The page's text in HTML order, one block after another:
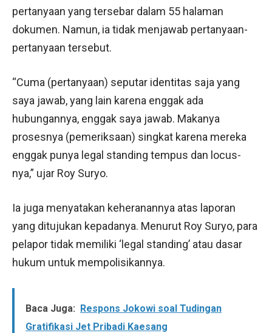
pertanyaan yang tersebar dalam 55 halaman
dokumen. Namun, ia tidak menjawab pertanyaan-
pertanyaan tersebut.
“Cuma (pertanyaan) seputar identitas saja yang
saya jawab, yang lain karena enggak ada
hubungannya, enggak saya jawab. Makanya
prosesnya (pemeriksaan) singkat karena mereka
enggak punya legal standing tempus dan locus-
nya,” ujar Roy Suryo.
Ia juga menyatakan keheranannya atas laporan
yang ditujukan kepadanya. Menurut Roy Suryo, para
pelapor tidak memiliki ‘legal standing’ atau dasar
hukum untuk mempolisikannya.
Baca Juga: Respons Jokowi soal Tudingan
Gratifikasi Jet Pribadi Kaesang